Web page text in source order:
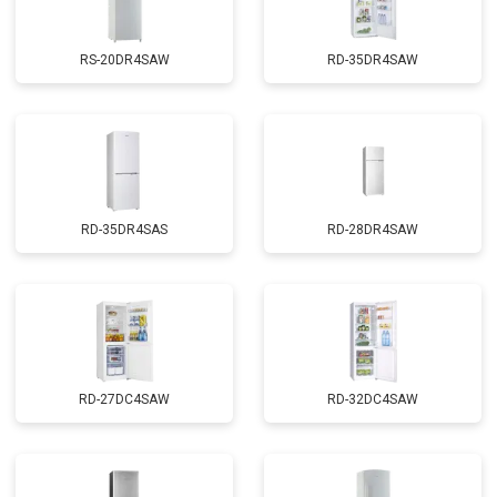
RS-20DR4SAW RD-35DR4SAW
RD-35DR4SAS RD-28DR4SAW
RD-27DC4SAW RD-32DC4SAW